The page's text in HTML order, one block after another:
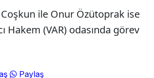
ile Onur Özütoprak ise
Hakem (VAR) odasında görev
Paylaş